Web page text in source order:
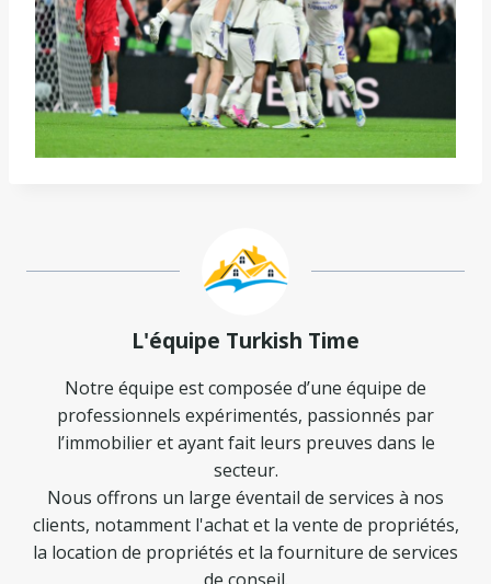
L'équipe Turkish Time
Notre équipe est composée d’une équipe de
professionnels expérimentés, passionnés par
l’immobilier et ayant fait leurs preuves dans le
secteur.
Nous offrons un large éventail de services à nos
clients, notamment l'achat et la vente de propriétés,
la location de propriétés et la fourniture de services